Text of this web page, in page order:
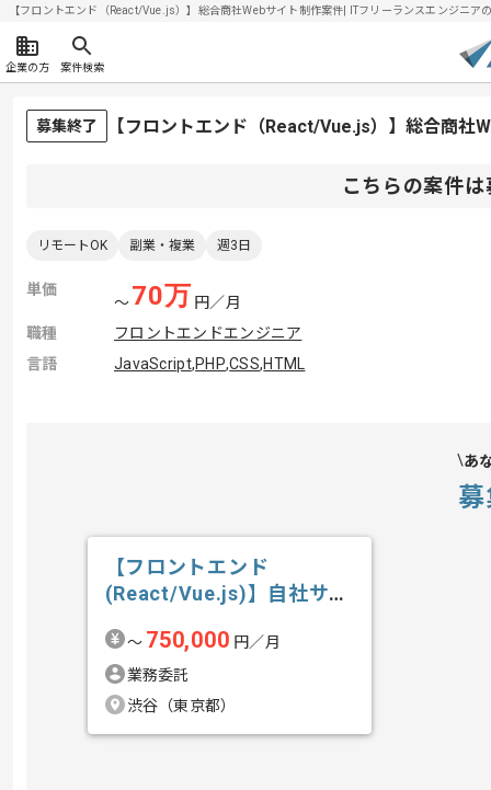
【フロントエンド（React/Vue.js）】総合商社Webサイト制作案件| ITフリーランスエンジニ
企業の方 案件検索
募集終了 【フロントエンド（React/Vue.js）】総合商社
こちらの案件
リモートOK 副業・複業 週3日
単価
〜70万 円／月
職種
フロントエンドエンジニア
言語
JavaScript,PHP,CSS,HTML
あ
【フロントエンド
(React/Vue.js)】自社サー
〜 750,000 円／月
業務委託
渋谷（東京都）